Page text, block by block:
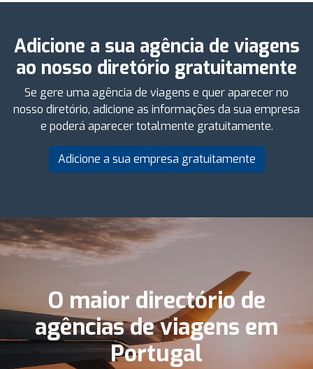
Adicione a sua agência de viagens
ao nosso diretório gratuitamente
Se gere uma agência de viagens e quer aparecer no
nosso diretório, adicione as informações da sua empresa
e poderá aparecer totalmente gratuitamente.
Adicione a sua empresa gratuitamente
O maior directório de
agências de viagens em
Portugal